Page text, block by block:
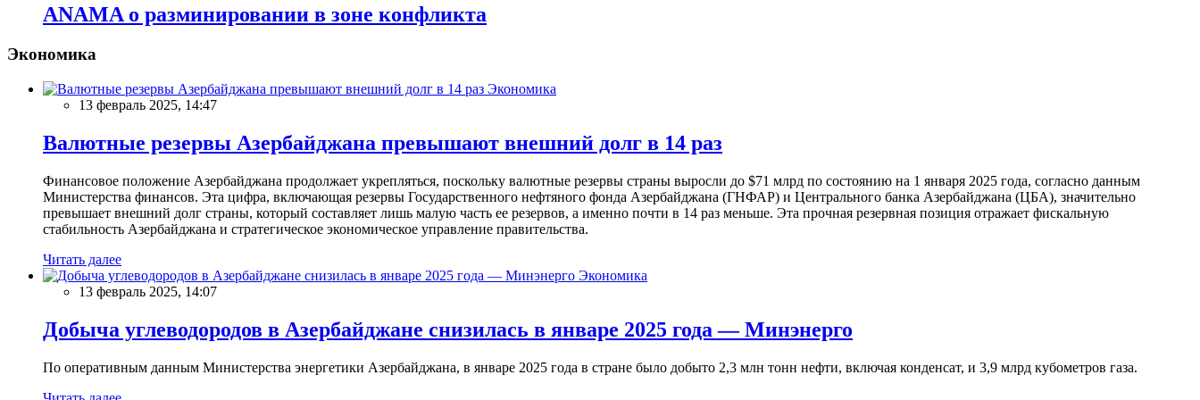
ANAMA о разминировании в зоне конфликта
Экономика
Экономика
13 февраль 2025, 14:47
Валютные резервы Азербайджана превышают внешний долг в 14 раз
Финансовое положение Азербайджана продолжает укрепляться, поскольку валютные резервы страны выросли до $71 млрд по состоянию на 1 января 2025 года, согласно данным
Министерства финансов. Эта цифра, включающая резервы Государственного нефтяного фонда Азербайджана (ГНФАР) и Центрального банка Азербайджана (ЦБА), значительно
превышает внешний долг страны, который составляет лишь малую часть ее резервов, а именно почти в 14 раз меньше. Эта прочная резервная позиция отражает фискальную
стабильность Азербайджана и стратегическое экономическое управление правительства.
Читать далее
Экономика
13 февраль 2025, 14:07
Добыча углеводородов в Азербайджане снизилась в январе 2025 года — Минэнерго
По оперативным данным Министерства энергетики Азербайджана, в январе 2025 года в стране было добыто 2,3 млн тонн нефти, включая конденсат, и 3,9 млрд кубометров газа.